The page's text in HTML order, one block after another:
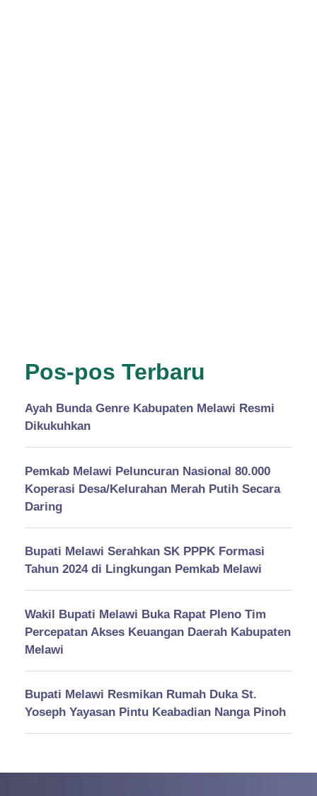
Pos-pos Terbaru
Ayah Bunda Genre Kabupaten Melawi Resmi
Dikukuhkan
Pemkab Melawi Peluncuran Nasional 80.000
Koperasi Desa/Kelurahan Merah Putih Secara
Daring
Bupati Melawi Serahkan SK PPPK Formasi
Tahun 2024 di Lingkungan Pemkab Melawi
Wakil Bupati Melawi Buka Rapat Pleno Tim
Percepatan Akses Keuangan Daerah Kabupaten
Melawi
Bupati Melawi Resmikan Rumah Duka St.
Yoseph Yayasan Pintu Keabadian Nanga Pinoh